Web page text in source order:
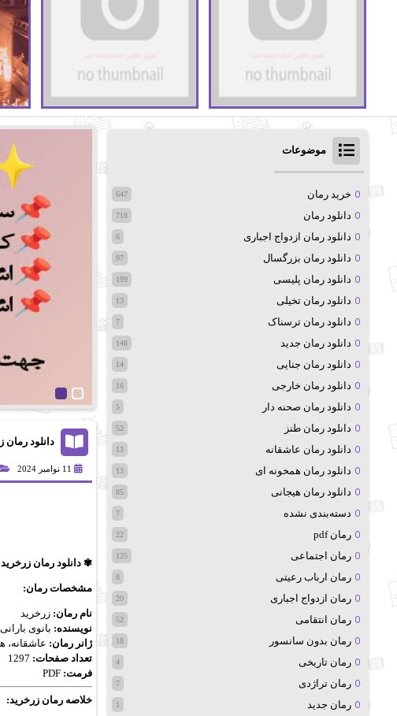
دانلود رمان
11 نوامبر 2024
✾ دانلود رمان
مشخصات رمان:
نام رمان: زرخرید
نویسنده: بانوی بارانی
ژانر رمان: عاشقانه،
تعداد صفحات:
فرمت:
خلاصه رمان زرخرید:
موضوعات
خرید رمان 647
دانلود رمان 718
دانلود رمان ازدواج اجباری 6
دانلود رمان بزرگسال 97
دانلود رمان پلیسی 199
دانلود رمان تخیلی 13
دانلود رمان ترسناک 7
دانلود رمان جدید 148
دانلود رمان جنایی 14
دانلود رمان خارجی 16
دانلود رمان صحنه دار 5
دانلود رمان طنز 52
دانلود رمان عاشقانه 13
دانلود رمان همخونه ای 13
دانلود رمان هیجانی 85
دسته‌بندی نشده 7
رمان pdf 22
رمان اجتماعی 125
رمان ارباب رعیتی 8
رمان ازدواج اجباری 20
رمان انتقامی 52
رمان بدون سانسور 18
رمان تاریخی 4
رمان تراژدی 7
رمان جدید 1